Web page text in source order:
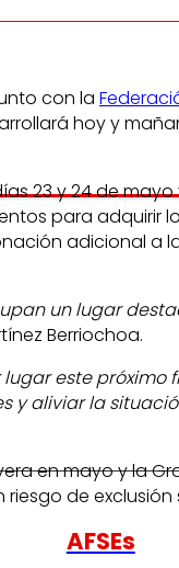
AFSEs
con la
hoy y
23 y 24 de
para
adicional
un lugar
Berriochoa.
este
aliviar la
en mayo y la
de exclusión